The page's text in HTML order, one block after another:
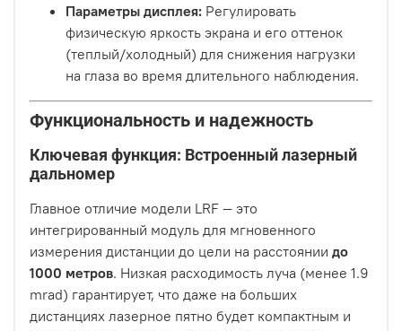
Параметры дисплея: Регулировать
физическую яркость экрана и его оттенок
(теплый/холодный) для снижения нагрузки
на глаза во время длительного наблюдения.
Функциональность и надежность
Ключевая функция: Встроенный лазерный
дальномер
Главное отличие модели LRF — это
интегрированный модуль для мгновенного
измерения дистанции до цели на расстоянии до
1000 метров. Низкая расходимость луча (менее 1.9
mrad) гарантирует, что даже на больших
дистанциях лазерное пятно будет компактным и